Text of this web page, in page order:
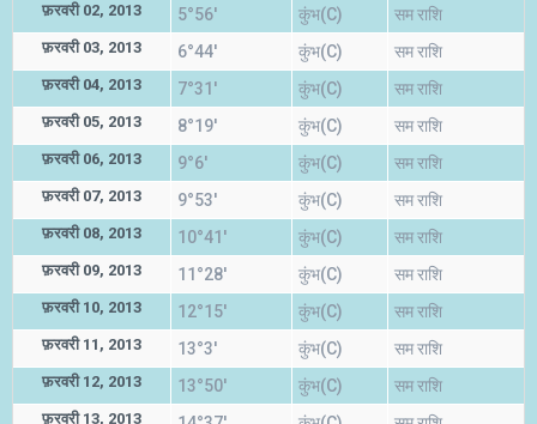
फ़रवरी 02, 2013 5°56' कुंभ(C) सम राशि
फ़रवरी 03, 2013 6°44' कुंभ(C) सम राशि
फ़रवरी 04, 2013 7°31' कुंभ(C) सम राशि
फ़रवरी 05, 2013 8°19' कुंभ(C) सम राशि
फ़रवरी 06, 2013 9°6' कुंभ(C) सम राशि
फ़रवरी 07, 2013 9°53' कुंभ(C) सम राशि
फ़रवरी 08, 2013 10°41' कुंभ(C) सम राशि
फ़रवरी 09, 2013 11°28' कुंभ(C) सम राशि
फ़रवरी 10, 2013 12°15' कुंभ(C) सम राशि
फ़रवरी 11, 2013 13°3' कुंभ(C) सम राशि
फ़रवरी 12, 2013 13°50' कुंभ(C) सम राशि
फ़रवरी 13, 2013